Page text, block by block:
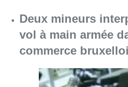
Deux mineurs
vol à main armée
commerce